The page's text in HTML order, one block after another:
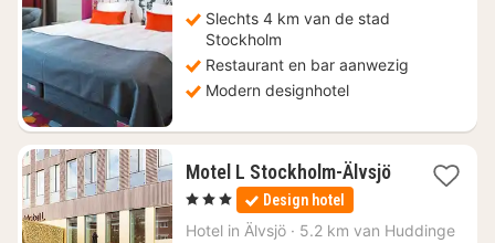
Slechts 4 km van de stad
Stockholm
Restaurant en bar aanwezig
Modern designhotel
Motel L Stockholm-Älvsjö
1
nacht
vanaf
, 3 Sterren Design hotel
Hotel in Älvsjö · 5.2 km van Huddinge